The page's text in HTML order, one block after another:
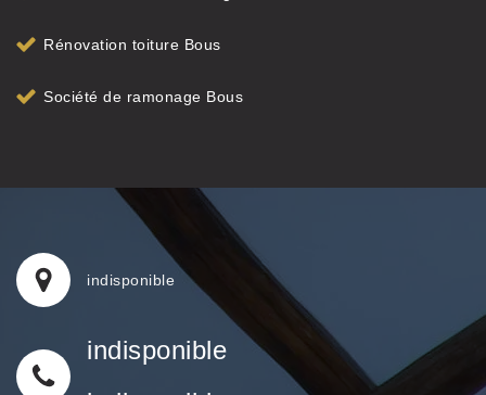
Rénovation toiture Bous
Société de ramonage Bous
indisponible
indisponible